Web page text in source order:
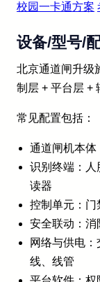
校园一卡通方案
设备/型号/
北京通道闸升级
制层 + 平台层 +
常见配置包括：
通道闸机本体
识别终端：人
读器
控制单元：门
安全联动：消
网络与供电
线、线管